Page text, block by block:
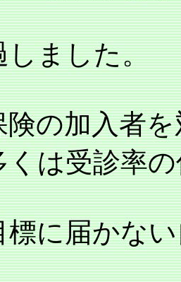
しました。
険の加入者
くは受診率
標に届かな